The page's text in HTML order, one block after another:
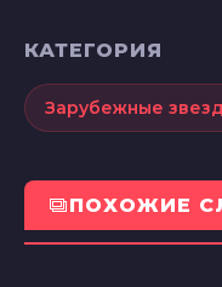
КАТЕГОРИЯ
Зарубежные
ПОХОЖИЕ